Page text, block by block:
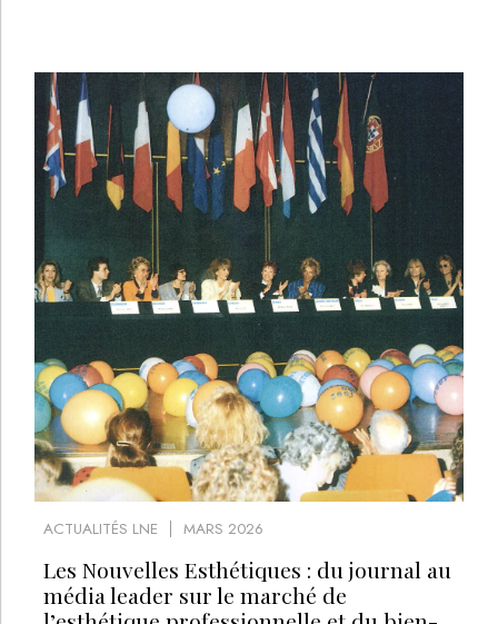
ACTUALITÉS LNE MARS 2026
Les Nouvelles Esthétiques : du journal au
média leader sur le marché de